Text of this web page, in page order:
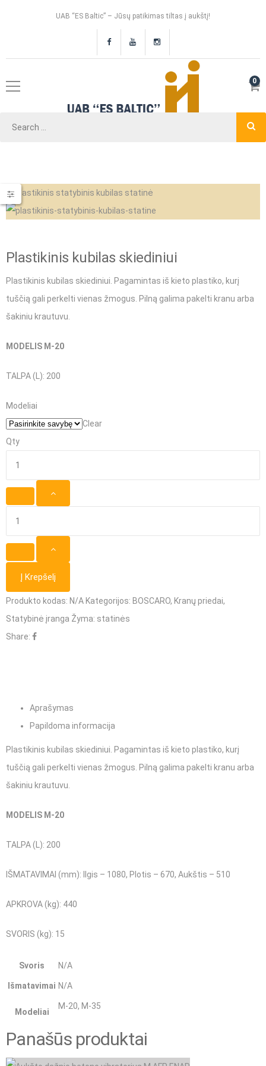
UAB “ES Baltic” – Jūsų patikimas tiltas į aukštį!
0
Plastikinis kubilas skiediniui
Plastikinis kubilas skiediniui. Pagamintas iš kieto plastiko, kurį
tuščią gali perkelti vienas žmogus. Pilną galima pakelti kranu arba
šakiniu krautuvu.
MODELIS M-20
TALPA (L): 200
Modeliai
Clear
Qty
Į Krepšelį
Produkto kodas: N/A Kategorijos: BOSCARO, Kranų priedai,
Statybinė įranga Žyma: statinės
Share:
Aprašymas
Papildoma informacija
Plastikinis kubilas skiediniui. Pagamintas iš kieto plastiko, kurį
tuščią gali perkelti vienas žmogus. Pilną galima pakelti kranu arba
šakiniu krautuvu.
MODELIS M-20
TALPA (L): 200
IŠMATAVIMAI (mm): Ilgis – 1080, Plotis – 670, Aukštis – 510
APKROVA (kg): 440
SVORIS (kg): 15
Svoris N/A
Išmatavimai N/A
Modeliai
M-20, M-35
Panašūs produktai